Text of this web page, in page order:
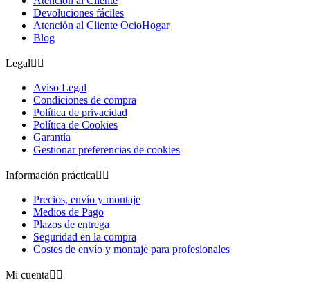
Devoluciones fáciles
Atención al Cliente OcioHogar
Blog
Legal 
Aviso Legal
Condiciones de compra
Política de privacidad
Política de Cookies
Garantía
Gestionar preferencias de cookies
Información práctica 
Precios, envío y montaje
Medios de Pago
Plazos de entrega
Seguridad en la compra
Costes de envío y montaje para profesionales
Mi cuenta 